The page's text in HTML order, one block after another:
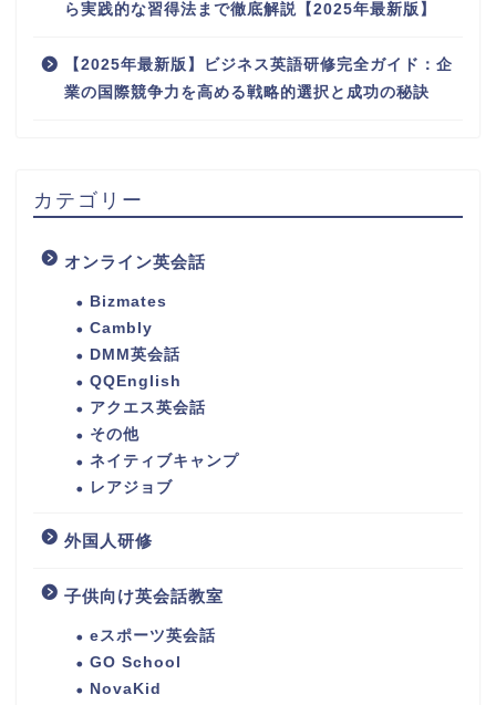
ら実践的な習得法まで徹底解説【2025年最新版】
【2025年最新版】ビジネス英語研修完全ガイド：企
業の国際競争力を高める戦略的選択と成功の秘訣
カテゴリー
オンライン英会話
Bizmates
Cambly
DMM英会話
QQEnglish
アクエス英会話
その他
ネイティブキャンプ
レアジョブ
外国人研修
子供向け英会話教室
eスポーツ英会話
GO School
NovaKid